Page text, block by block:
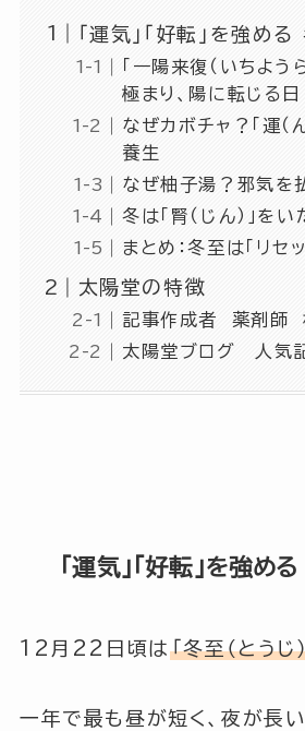
「運気」「好転」を強め
「一陽来復（いちよう
極まり、陽に転じる日
なぜカボチャ？「運（
養生
なぜ柚子湯？邪気を
冬は「腎（じん）」を
まとめ：冬至は「リセ
太陽堂の特徴
記事作成者 薬剤師
太陽堂ブログ 人気
「運気」「好転」を強め
12月22日頃は 「冬至（とうじ
一年で最も昼が短く、夜が長い